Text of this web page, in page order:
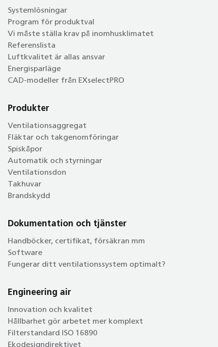
Systemlösningar
Program för produktval
Vi måste ställa krav på inomhusklimatet
Referenslista
Luftkvalitet är allas ansvar
Energisparläge
CAD-modeller från EXselectPRO
Produkter
Ventilationsaggregat
Fläktar och takgenomföringar
Spiskåpor
Automatik och styrningar
Ventilationsdon
Takhuvar
Brandskydd
Dokumentation och tjänster
Handböcker, certifikat, försäkran mm
Software
Fungerar ditt ventilationssystem optimalt?
Engineering air
Innovation och kvalitet
Hållbarhet gör arbetet mer komplext
Filterstandard ISO 16890
Ekodesigndirektivet